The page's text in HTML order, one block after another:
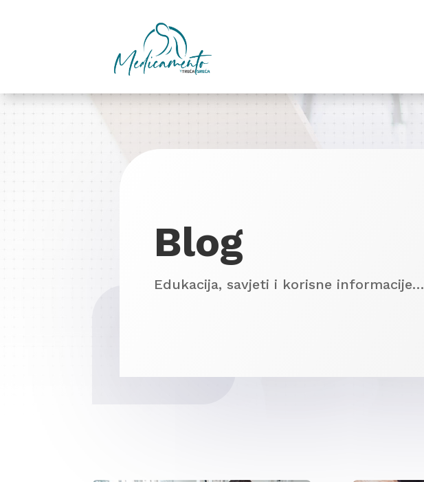
Blog
Edukacija, savjeti i korisne informacije…